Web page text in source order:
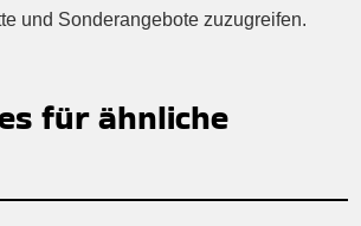
und Sonderangebote zuzugreifen.
für ähnliche